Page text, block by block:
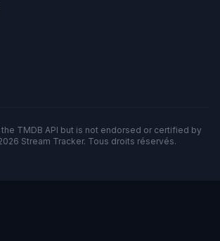
TMDB API but is not endorsed or certified by
Stream Tracker. Tous droits réservés.